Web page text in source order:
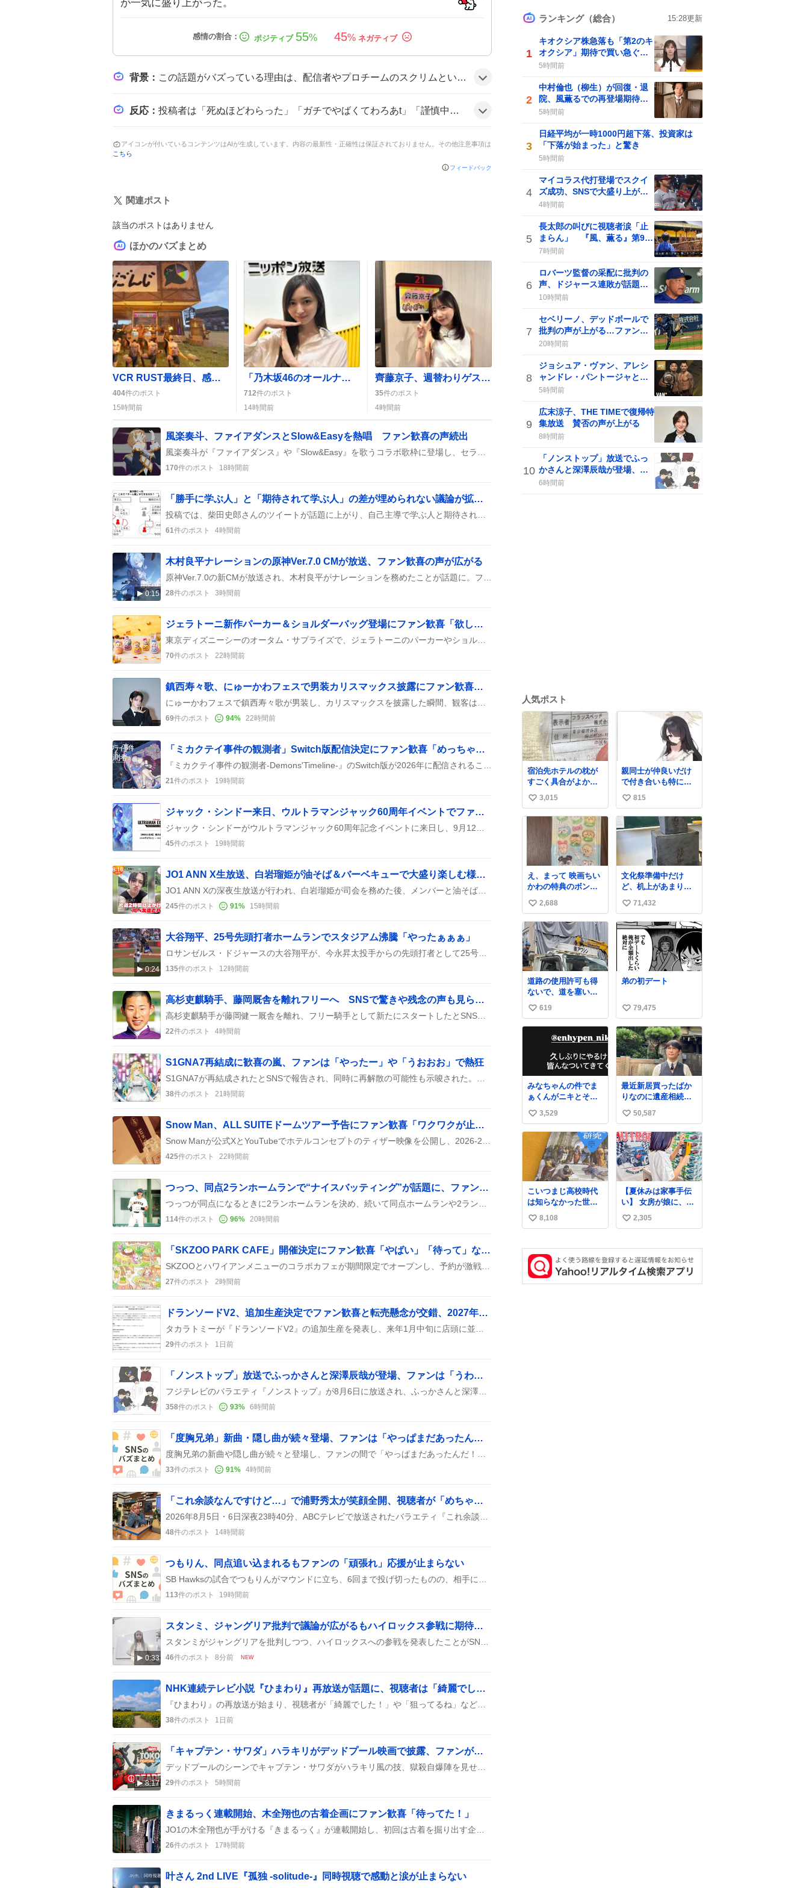
が一気に盛り上がった。
55% 45%
背景 ： この話題がバズっている理由は、配信者やプロチームのスクリムという注目度の高い場面に、謎の『ファン太』が次々と乱入し、予測不能な展開が視聴者の好奇心と笑いを刺激したためとみられる。
反応 ： 投稿者は「死ぬほどわらった」「ガチでやばくてわろあt」「謹慎中にスプラやってんのウケるwww」などとツッコミを連発し、笑いと驚きが交錯する雰囲気だ。
アイコンが付いているコンテンツはAIが生成しています。内容の最新性・正確性は保証されておりません。その他注意事項は
こちら
フィードバック
関連ポスト
該当のポストはありません
ほかのバズまとめ
VCR RUST最終日、感謝と歓喜の嵐 『またーり完』で盛り上がり
404件のポスト
15時間前
「乃木坂46のオールナイトニッポン」生放送で井上和が登場、ファンが「可愛すぎる」盛り上がり
712件のポスト
14時間前
齊藤京子、週替わりゲストで『ぽかぽか』出演 ファンは「かわいい」「録画で観る」声
35件のポスト
4時間前
風楽奏斗、ファイアダンスとSlow&Easyを熱唱 ファン歓喜の声続出
170件のポスト 18時間前
「勝手に学ぶ人」と「期待されて学ぶ人」の差が埋められない議論が拡散、自己学習の価値が注目
61件のポスト 4時間前
0:15
木村良平ナレーションの原神Ver.7.0 CMが放送、ファン歓喜の声が広がる
28件のポスト 3時間前
ジェラトーニ新作パーカー＆ショルダーバッグ登場にファン歓喜「欲しい」「可愛い」
70件のポスト 22時間前
鎮西寿々歌、にゅーかわフェスで男装カリスマックス披露にファン歓喜「イケメンすぎる」声が広がる
69件のポスト 94% 22時間前
「ミカクテイ事件の観測者」Switch版配信決定にファン歓喜「めっちゃ面白い」
21件のポスト 19時間前
ジャック・シンドー来日、ウルトラマンジャック60周年イベントでファン熱狂
45件のポスト 19時間前
JO1 ANN X生放送、白岩瑠姫が油そば＆バーベキューで大盛り楽しむ様子にファン歓喜
245件のポスト 91% 15時間前
0:24
大谷翔平、25号先頭打者ホームランでスタジアム沸騰「やったぁぁぁ」
135件のポスト 12時間前
高杉吏麒騎手、藤岡厩舎を離れフリーへ SNSで驚きや残念の声も見られる
22件のポスト 4時間前
S1GNA7再結成に歓喜の嵐、ファンは「やったー」や「うおおお」で熱狂
38件のポスト 21時間前
Snow Man、ALL SUITEドームツアー予告にファン歓喜「ワクワクが止まらない」
425件のポスト 22時間前
つっつ、同点2ランホームランで“ナイスバッティング”が話題に、ファン熱狂
114件のポスト 96% 20時間前
「SKZOO PARK CAFE」開催決定にファン歓喜「やばい」「待って」など熱狂的な声が続出
27件のポスト 2時間前
ドランソードV2、追加生産決定でファン歓喜と転売懸念が交錯、2027年1月入荷へ
29件のポスト 1日前
「ノンストップ」放送でふっかさんと深澤辰哉が登場、ファンは「うわやったあ！」と歓喜
358件のポスト 93% 6時間前
「度胸兄弟」新曲・隠し曲が続々登場、ファンは「やっぱまだあったんだ！」と歓喜
33件のポスト 91% 4時間前
「これ余談なんですけど…」で浦野秀太が笑顔全開、視聴者が「めちゃめちゃ面白かった！」と歓喜
48件のポスト 14時間前
つもりん、同点追い込まれるもファンの「頑張れ」応援が止まらない
113件のポスト 19時間前
0:33
スタンミ、ジャングリア批判で議論が広がるもハイロックス参戦に期待の声
46件のポスト 8分前 NEW
NHK連続テレビ小説『ひまわり』再放送が話題に、視聴者は「綺麗でした！」と歓喜
38件のポスト 1日前
8:17
「キャプテン・サワダ」ハラキリがデッドプール映画で披露、ファンが「笑える」反応
29件のポスト 5時間前
きまるっく連載開始、木全翔也の古着企画にファン歓喜「待ってた！」
26件のポスト 17時間前
叶さん 2nd LIVE『孤独 -solitude-』同時視聴で感動と涙が止まらない
ランキング（総合） 15:28更新
1
キオクシア株急落も「第2のキ
オクシア」期待で買い急ぐユ
ーザー続出
5時間前
2
中村倫也（柳生）が回復・退
院、風薫るでの再登場期待が
高まる
5時間前
3
日経平均が一時1000円超下落、投資家は
「下落が始まった」と驚き
5時間前
4
マイコラス代打登場でスクイ
ズ成功、SNSで大盛り上がり
「代打マイコラス爆誕」など
4時間前
5
長太郎の叫びに視聴者涙「止
まらん」 『風、薫る』第95
回で放たれた希望の声
7時間前
6
ロバーツ監督の采配に批判の
声、ドジャース連敗が話題
に ファンの反応が注目され
10時間前
7
セベリーノ、デッドボールで
批判の声が上がる…ファンは
「ガッツポーズはやめて」
20時間前
8
ジョシュア・ヴァン、アレシ
ャンドレ・パントージャとの
リマッチがUFC331メインで
5時間前
9
広末涼子、THE TIMEで復帰特
集放送 賛否の声が上がる
8時間前
10
「ノンストップ」放送でふっ
かさんと深澤辰哉が登場、フ
ァンは「うわやったあ！」と
6時間前
人気ポスト
宿泊先ホテルの枕が
すごく具合がよかっ
たのでどこのメーカ
ーだろうとタグを見
たら フラソスベッド
という聞いたことの
ない会社で困って
る。該当の渋谷区の
住所にもそんな会社
ないっぽいし。
Googleで尋ねてもフ
ランスベッドってい
うパチモンみたいな
名前の会社のことし
か教えてくれないし
詰んでる
い
い
ね
数
3,015
親同士が仲良いだけ
で付き合いも特に無
かったお隣の家に自
分とこの親が外せな
い用事があるからと
半ば強制的に預けら
れて空き部屋が無い
からたまに見かける
けどロクに会話した
ことも無い一人娘と
同じ部屋で寝るよう
に言われ恐る恐る部
屋の扉を開けた先に
この光景が待ってた
時の少年の反応を答
えよ
い
い
ね
815
え、まって 映画ちい
かわの特典のボンボ
ンドロップシール も
うメルカリにでてる
やん #ちいかわ
い
い
ね
数
2,688
文化祭準備中だけ
ど、机上があまりに
いじめっぽすぎる
い
い
ね
数
71,432
道路の使用許可も得
ないで、道を塞いだ
まま解体作業して
る。 写真を撮ろうと
したら「勝手に写真
撮るな馬鹿野郎」と
い
い
619
弟の初デート
い
い
ね
数
79,475
みなちゃんの件でま
ぁくんがニキとその
家族を脅してるけど
絶対間違えてる。 悪
いのは誹謗中傷した
人達でしょ。こんな
のみなちゃん望んで
ないし曲がった正義
すぎる
い
い
3,529
最近新居買ったばか
りなのに遺産相続で
家もらっちゃった長
男
い
い
ね
数
50,587
こいつまじ高校時代
は知らなかった世界
史が溢れすぎてて
𝑩𝑰𝑮 𝑳𝑶𝑽𝑬＿＿
い
ね
数
8,108
【夏休みは家事手伝
い】 女房が娘に、働
いたらバイト代もら
えば？と言ったら、
くれました。 あとで
ソフトクリーム買っ
てやろうと思いまし
い
ね
数
2,305